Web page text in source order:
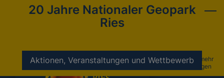
20 Jahre Nationaler Geopark
Ries
Aktionen, Veranstaltungen und Wettbewerbnicht mehr
anzeigen